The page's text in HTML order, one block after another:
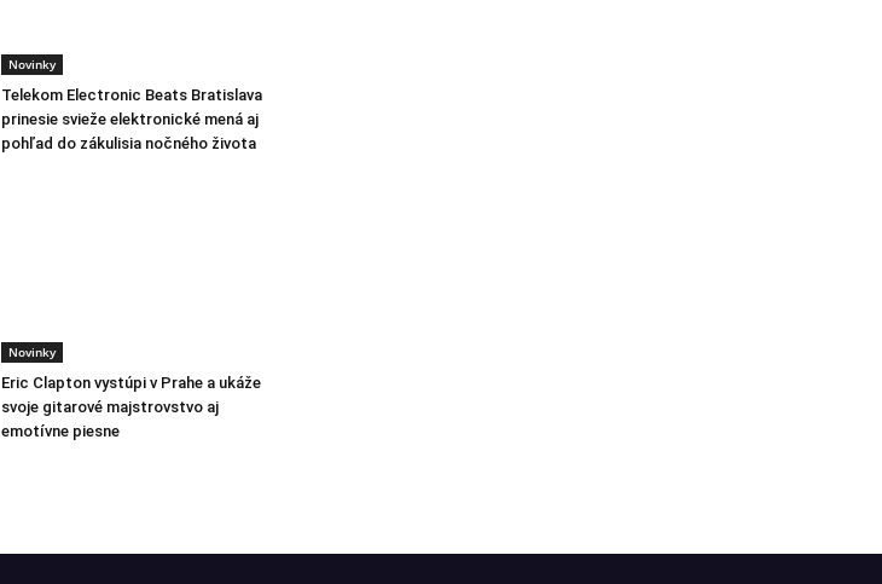
Novinky
Telekom Electronic Beats Bratislava
prinesie svieže elektronické mená aj
pohľad do zákulisia nočného života
Novinky
Eric Clapton vystúpi v Prahe a ukáže
svoje gitarové majstrovstvo aj
emotívne piesne